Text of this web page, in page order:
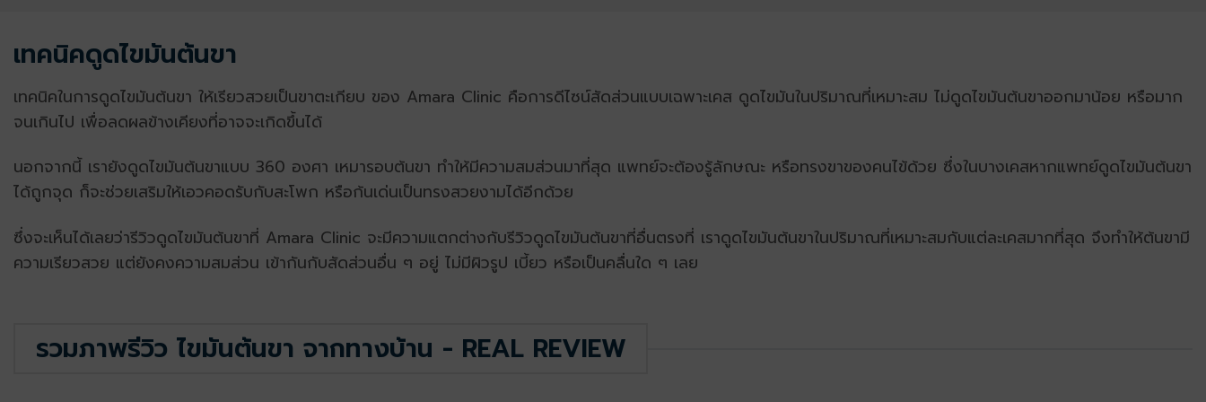
เทคนิคดูดไขมันต้นขา
เทคนิคในการดูดไขมันต้นขา ให้เรียวสวยเป็นขาตะเกียบ ของ Amara Clinic คือการดีไซน์สัดส่วนแบบเฉพาะเคส ดูดไขมันในปริมาณที่เหมาะสม ไม่ดูดไขมันต้นขาออกมาน้อย หรือมาก
จนเกินไป เพื่อลดผลข้างเคียงที่อาจจะเกิดขึ้นได้
นอกจากนี้ เรายังดูดไขมันต้นขาแบบ 360 องศา เหมารอบต้นขา ทำให้มีความสมส่วนมาที่สุด แพทย์จะต้องรู้ลักษณะ หรือทรงขาของคนไข้ด้วย ซึ่งในบางเคสหากแพทย์ดูดไขมันต้นขา
ได้ถูกจุด ก็จะช่วยเสริมให้เอวคอดรับกับสะโพก หรือก้นเด่นเป็นทรงสวยงามได้อีกด้วย
ซึ่งจะเห็นได้เลยว่ารีวิวดูดไขมันต้นขาที่ Amara Clinic จะมีความแตกต่างกับรีวิวดูดไขมันต้นขาที่อื่นตรงที่ เราดูดไขมันต้นขาในปริมาณที่เหมาะสมกับแต่ละเคสมากที่สุด จึงทำให้ต้นขามี
ความเรียวสวย แต่ยังคงความสมส่วน เข้ากันกับสัดส่วนอื่น ๆ อยู่ ไม่มีผิวรูป เบี้ยว หรือเป็นคลื่นใด ๆ เลย
รวมภาพรีวิว ไขมันต้นขา จากทางบ้าน - REAL REVIEW